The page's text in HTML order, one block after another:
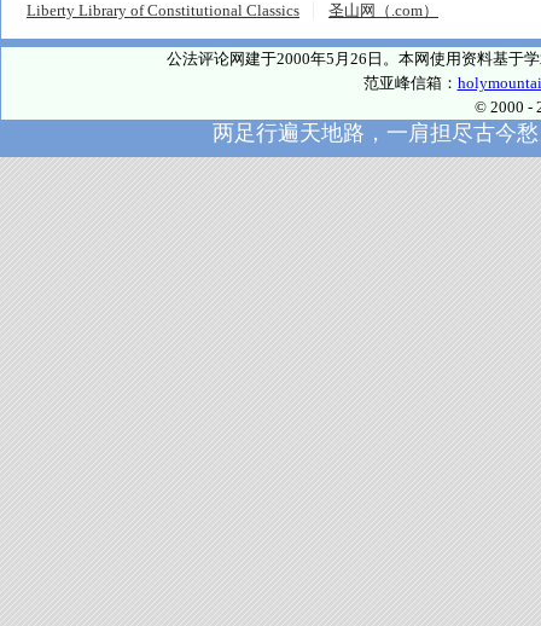
Liberty Library of Constitutional Classics
圣山网（.com）
公法评论网建于2000年5月26日。本网使用资料基于
范亚峰信箱：
© 2000 -
两足行遍天地路，一肩担尽古今